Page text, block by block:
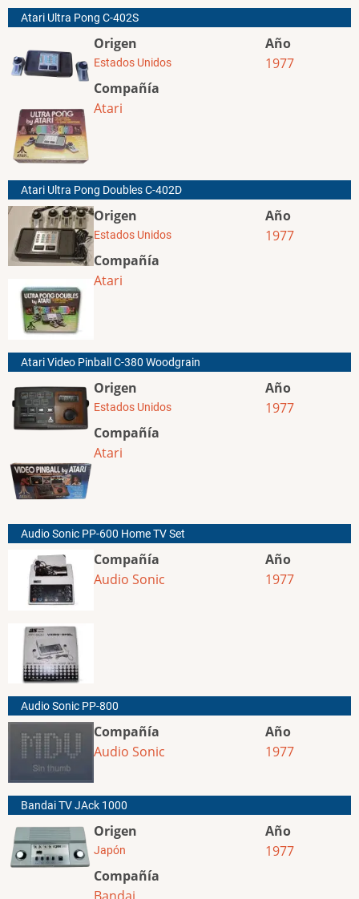
Atari Ultra Pong C-402S
Origen
Estados Unidos
Compañía
Atari
Año
1977
Atari Ultra Pong Doubles C-402D
Origen
Estados Unidos
Compañía
Atari
Año
1977
Atari Video Pinball C-380 Woodgrain
Origen
Estados Unidos
Compañía
Atari
Año
1977
Audio Sonic PP-600 Home TV Set
Compañía
Audio Sonic
Año
1977
Audio Sonic PP-800
Compañía
Audio Sonic
Año
1977
Bandai TV JAck 1000
Origen
Japón
Compañía
Bandai
Año
1977